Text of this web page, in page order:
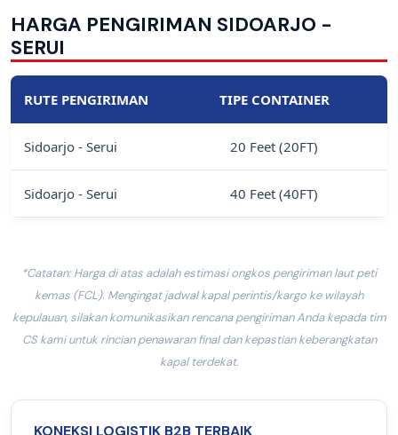
HARGA PENGIRIMAN SIDOARJO -
SERUI
RUTE PENGIRIMAN TIPE CONTAINER
Sidoarjo - Serui 20 Feet (20FT)
Sidoarjo - Serui 40 Feet (40FT)
*Catatan: Harga di atas adalah estimasi ongkos pengiriman laut peti
kemas (FCL). Mengingat jadwal kapal perintis/kargo ke wilayah
kepulauan, silakan komunikasikan rencana pengiriman Anda kepada tim
CS kami untuk rincian penawaran final dan kepastian keberangkatan
kapal terdekat.
KONEKSI LOGISTIK B2B TERBAIK